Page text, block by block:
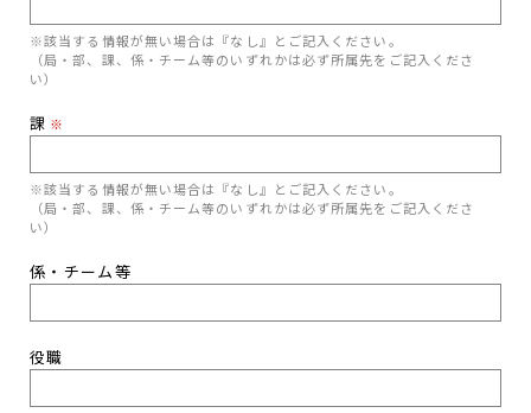
※該当する情報が無い場合は『なし』とご記入ください。
（局・部、課、係・チーム等のいずれかは必ず所属先をご記入くださ
い）
課 ※
※該当する情報が無い場合は『なし』とご記入ください。
（局・部、課、係・チーム等のいずれかは必ず所属先をご記入くださ
い）
係・チーム等
役職